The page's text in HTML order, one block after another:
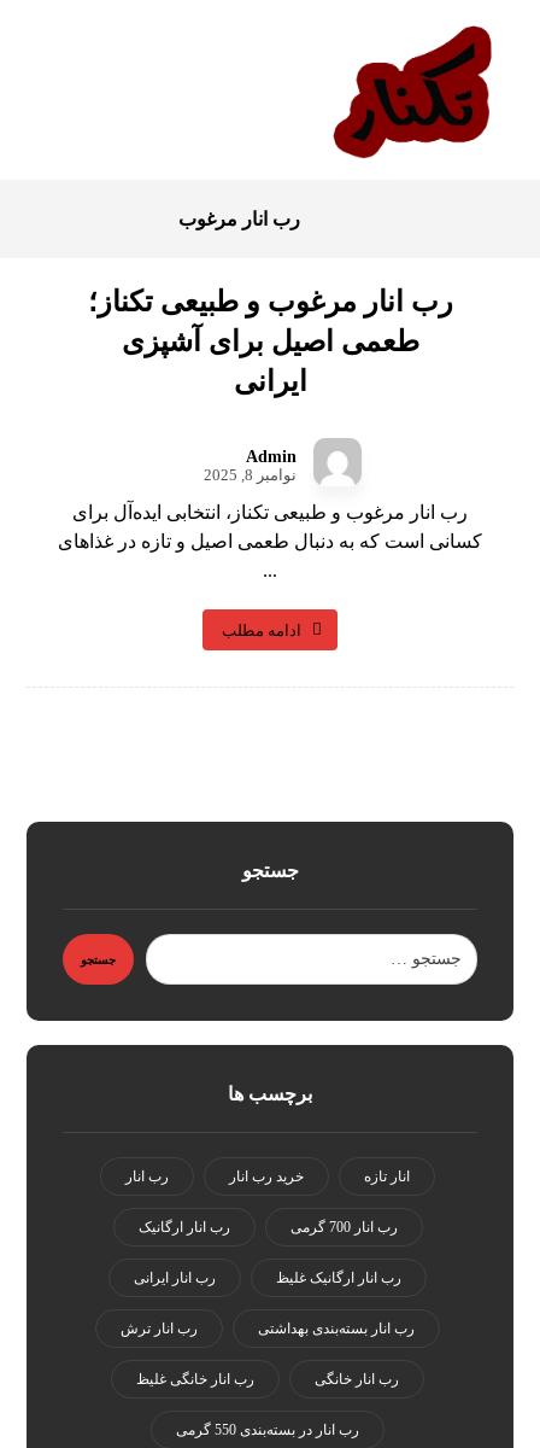
رب انار مرغوب
رب انار مرغوب و طبیعی تکناز؛
طعمی اصیل برای آشپزی
ایرانی
Admin
نوامبر 8, 2025
رب انار مرغوب و طبیعی تکناز، انتخابی ایده‌آل برای
کسانی است که به دنبال طعمی اصیل و تازه در غذاهای
...
ادامه مطلب
جستجو
جستجو
برچسب ها
انار تازه خرید رب انار رب انار
رب انار 700 گرمی رب انار ارگانیک
رب انار ارگانیک غلیظ رب انار ایرانی
رب انار بسته‌بندی بهداشتی رب انار ترش
رب انار خانگی رب انار خانگی غلیظ
رب انار در بسته‌بندی 550 گرمی